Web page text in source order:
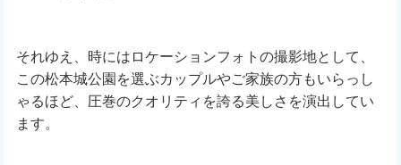
それゆえ、時にはロケーションフォトの撮影地として、
この松本城公園を選ぶカップルやご家族の方もいらっし
ゃるほど、圧巻のクオリティを誇る美しさを演出してい
ます。